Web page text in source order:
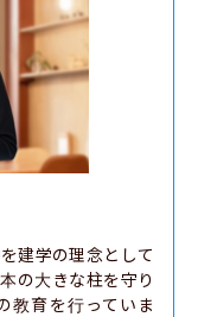
建学の理念として
の大きな柱を守り
教育を行っていま